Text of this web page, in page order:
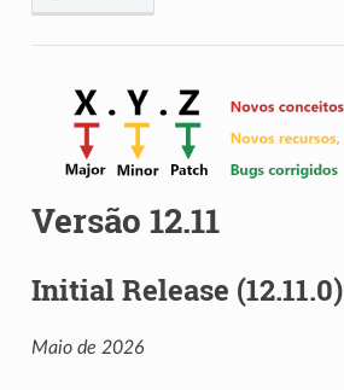
Versão 12.11
Initial Release (12.11.0)
Maio de 2026